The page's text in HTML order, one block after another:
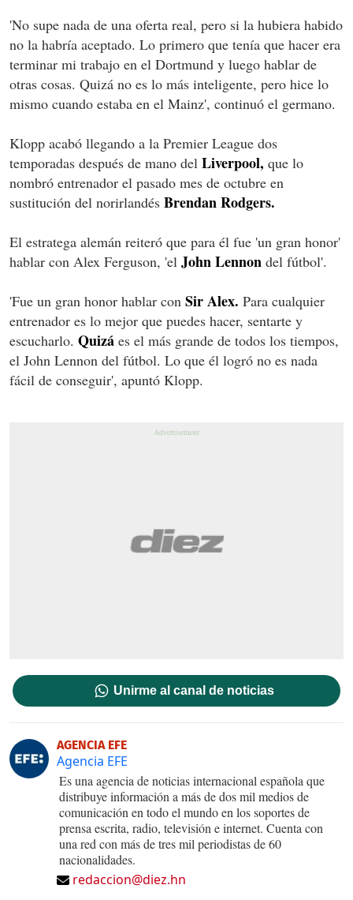
'No supe nada de una oferta real, pero si la hubiera habido
no la habría aceptado. Lo primero que tenía que hacer era
terminar mi trabajo en el Dortmund y luego hablar de
otras cosas. Quizá no es lo más inteligente, pero hice lo
mismo cuando estaba en el Mainz', continuó el germano.
Klopp acabó llegando a la Premier League dos
temporadas después de mano del Liverpool, que lo
nombró entrenador el pasado mes de octubre en
sustitución del norirlandés Brendan Rodgers.
El estratega alemán reiteró que para él fue 'un gran honor'
hablar con Alex Ferguson, 'el John Lennon del fútbol'.
'Fue un gran honor hablar con Sir Alex. Para cualquier
entrenador es lo mejor que puedes hacer, sentarte y
escucharlo. Quizá es el más grande de todos los tiempos,
el John Lennon del fútbol. Lo que él logró no es nada
fácil de conseguir', apuntó Klopp.
Unirme al canal de noticias
AGENCIA EFE
Agencia EFE
Es una agencia de noticias internacional española que
distribuye información a más de dos mil medios de
comunicación en todo el mundo en los soportes de
prensa escrita, radio, televisión e internet. Cuenta con
una red con más de tres mil periodistas de 60
nacionalidades.
redaccion@diez.hn